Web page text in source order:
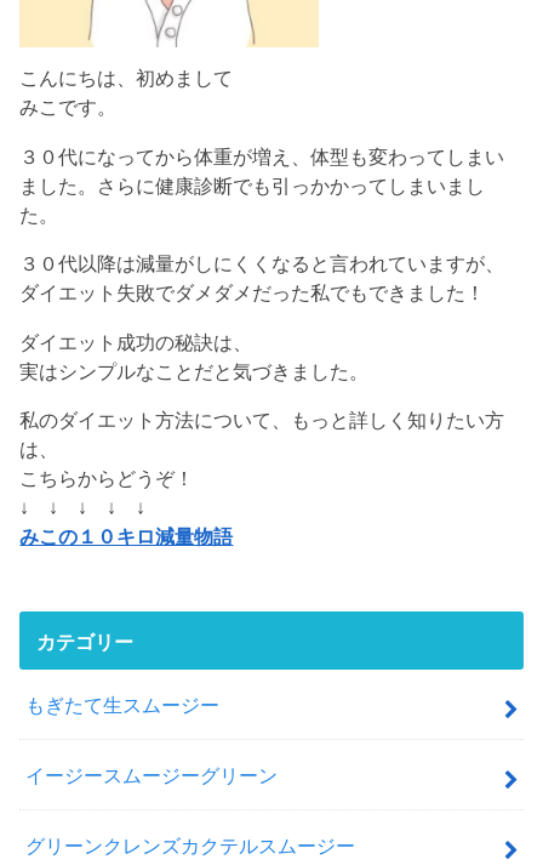
こんにちは、初めまして
みこです。
３０代になってから体重が増え、体型も変わってしまい
ました。さらに健康診断でも引っかかってしまいまし
た。
３０代以降は減量がしにくくなると言われていますが、
ダイエット失敗でダメダメだった私でもできました！
ダイエット成功の秘訣は、
実はシンプルなことだと気づきました。
私のダイエット方法について、もっと詳しく知りたい方
は、
こちらからどうぞ！
↓ ↓ ↓ ↓ ↓
みこの１０キロ減量物語
カテゴリー
もぎたて生スムージー
イージースムージーグリーン
グリーンクレンズカクテルスムージー